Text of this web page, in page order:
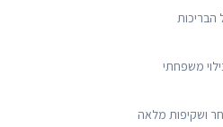
הבריכות
ושקיפות מלאה